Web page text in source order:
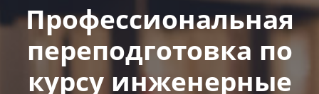
Профессиональная
переподготовка по
курсу инженерные